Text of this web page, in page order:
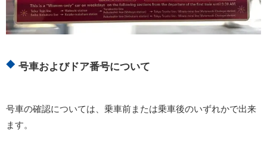
号車およびドア番号について
号車の確認については、乗車前または乗車後のいずれかで出来
ます。